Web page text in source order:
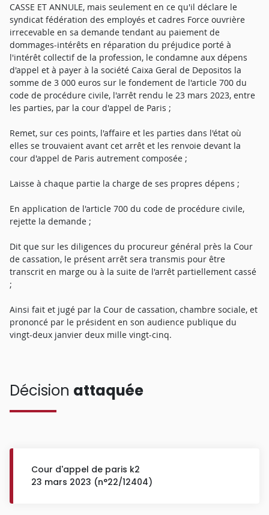
CASSE ET ANNULE, mais seulement en ce qu'il déclare le
syndicat fédération des employés et cadres Force ouvrière
irrecevable en sa demande tendant au paiement de
dommages-intérêts en réparation du préjudice porté à
l'intérêt collectif de la profession, le condamne aux dépens
d'appel et à payer à la société Caixa Geral de Depositos la
somme de 3 000 euros sur le fondement de l'article 700 du
code de procédure civile, l'arrêt rendu le 23 mars 2023, entre
les parties, par la cour d'appel de Paris ;
Remet, sur ces points, l'affaire et les parties dans l'état où
elles se trouvaient avant cet arrêt et les renvoie devant la
cour d'appel de Paris autrement composée ;
Laisse à chaque partie la charge de ses propres dépens ;
En application de l'article 700 du code de procédure civile,
rejette la demande ;
Dit que sur les diligences du procureur général près la Cour
de cassation, le présent arrêt sera transmis pour être
transcrit en marge ou à la suite de l'arrêt partiellement cassé
;
Ainsi fait et jugé par la Cour de cassation, chambre sociale, et
prononcé par le président en son audience publique du
vingt-deux janvier deux mille vingt-cinq.
Décision attaquée
Cour d'appel de paris k2
23 mars 2023 (n°22/12404)